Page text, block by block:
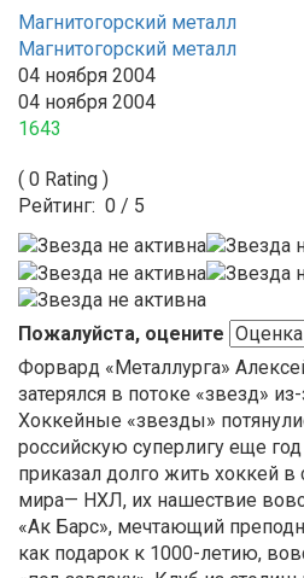
Магнитогорский металл
Магнитогорский металл
04 ноября 2004
04 ноября 2004
1643
( 0 Rating )
Рейтинг: 0 / 5
Пожалуйста, оцените
Форвард «Металлурга»
затерялся в потоке «звезд»
Хоккейные «звезды»
российскую суперлигу еще
приказал долго жить хоккей в
мира— НХЛ, их нашествие
«Ак Барс», мечтающий
как подарок к 1000-летию,